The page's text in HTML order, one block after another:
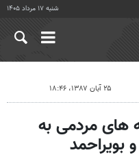
شنبه ۱۷ مرداد ۱۴۰۵
۲۵ آبان ۱۳۸۷، ۱۸:۴۶
نامه های مردمی به
بویراحمد